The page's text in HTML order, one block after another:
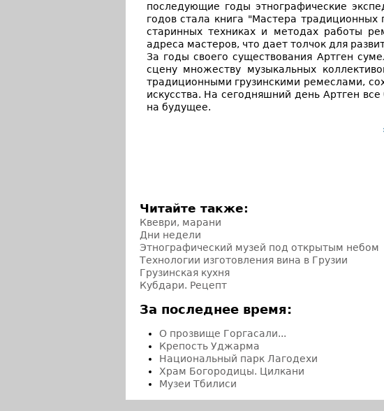
последующие годы этнографические
годов стала книга "Мастера традиционных
старинных техниках и методах работы
адреса мастеров, что дает толчок для
За годы своего существования Артген
сцену множеству музыкальных
традиционными грузинскими ремеслами,
искусства. На сегодняшний день Артген
на будущее.
Читайте также:
Квеври, марани
Дни недели
Этнографический музей под открытым небом
Технологии изготовления вина в Грузии
Грузинская кухня
Кубдари. Рецепт
За последнее время:
О прозвище Горгасали...
Крепость Уджарма
Национальный парк Лагодехи
Храм Богородицы. Цилкани
Музеи Тбилиси